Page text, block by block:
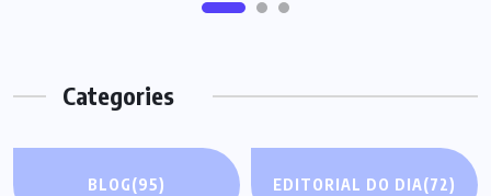
Categories
BLOG(95) EDITORIAL DO DIA(72)